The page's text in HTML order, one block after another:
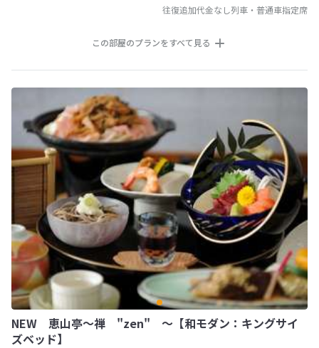
往復追加代金なし列車・普通車指定席
この部屋のプランをすべて見る
NEW 恵山亭〜禅 "zen" 〜【和モダン：キングサイ
ズベッド】